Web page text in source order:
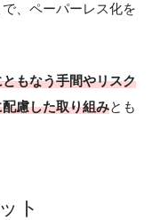
、ペーパーレス化を
もなう手間やリスク
慮した取り組みとも
ト